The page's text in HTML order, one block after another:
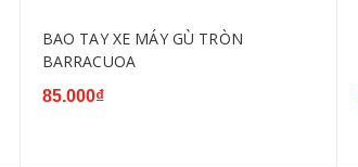
BAO TAY XE MÁY GÙ TRÒN
BARRACUOA
85.000₫